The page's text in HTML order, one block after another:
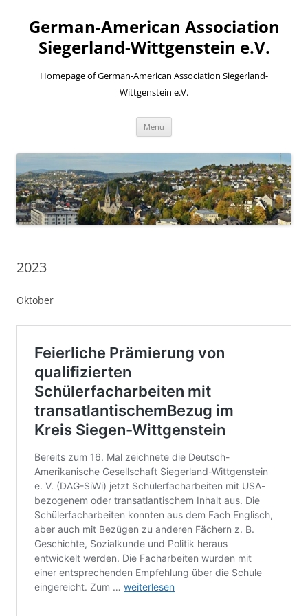
content
German-American Association
Siegerland-Wittgenstein e.V.
Homepage of German-American Association Siegerland-
Wittgenstein e.V.
Menu
2023
Oktober